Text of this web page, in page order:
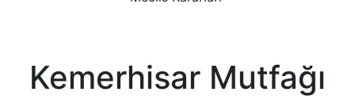
Kemerhisar Mutfağı